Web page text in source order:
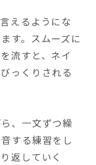
えるようにな
す。スムーズに
流すと、ネイ
っくりされる
、一文ずつ繰
する練習をし
返していく